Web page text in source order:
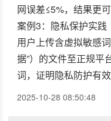
网误差≤5%，结果更可
案例3：隐私保护实践
用户上传含虚拟敏感
据”）的文件至正规平
词，证明隐私防护有效
2025-10-28 08:50:48